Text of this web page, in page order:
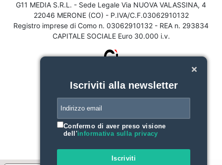
G11 MEDIA S.R.L. - Sede Legale Via NUOVA VALASSINA, 4
22046 MERONE (CO) - P.IVA/C.F.03062910132
Registro imprese di Como n. 03062910132 - REA n. 293834
CAPITALE SOCIALE Euro 30.000 i.v.
Iscriviti alla newsletter
Confermo di aver preso visione
dell'informativa sulla privacy
Iscriviti